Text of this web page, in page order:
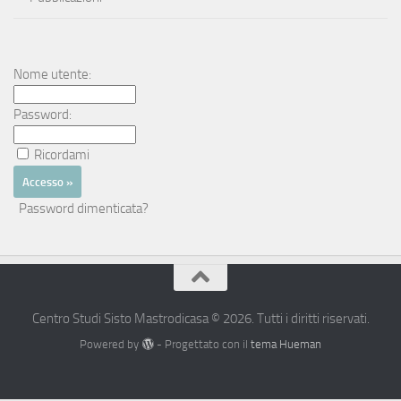
Nome utente:
Password:
Ricordami
Password dimenticata?
Centro Studi Sisto Mastrodicasa © 2026. Tutti i diritti riservati.
Powered by - Progettato con il tema Hueman